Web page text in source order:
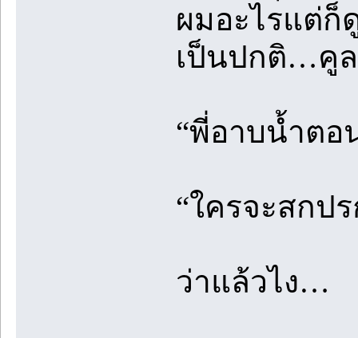
ผมอะไรแต่ก็
เป็นปกติ…คู
“พี่อาบน้ำตอ
“ใครจะสกป
ว่าแล้วไง…